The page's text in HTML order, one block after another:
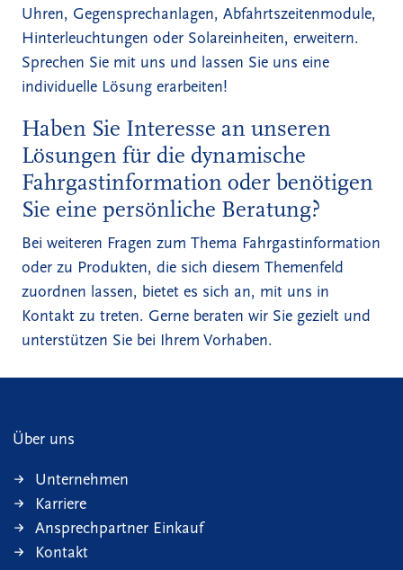
Uhren, Gegensprechanlagen, Abfahrtszeitenmodule,
Hinterleuchtungen oder Solareinheiten, erweitern.
Sprechen Sie mit uns und lassen Sie uns eine
individuelle Lösung erarbeiten!
Haben Sie Interesse an unseren
Lösungen für die dynamische
Fahrgastinformation oder benötigen
Sie eine persönliche Beratung?
Bei weiteren Fragen zum Thema Fahrgastinformation
oder zu Produkten, die sich diesem Themenfeld
zuordnen lassen, bietet es sich an, mit uns in
Kontakt zu treten. Gerne beraten wir Sie gezielt und
unterstützen Sie bei Ihrem Vorhaben.
Über uns
Unternehmen
Karriere
Ansprechpartner Einkauf
Kontakt